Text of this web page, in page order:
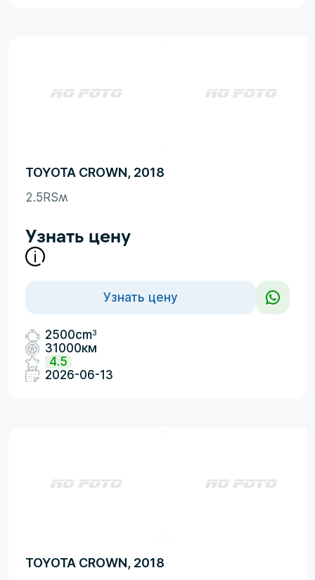
TOYOTA CROWN, 2018
2.5RSʍ
Узнать цену
Узнать цену
2500cm3
31000км
4.5
2026-06-13
TOYOTA CROWN, 2018